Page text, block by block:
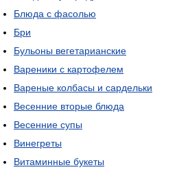
Блюда с фасолью
Бри
Бульоны вегетарианские
Вареники с картофелем
Вареные колбасы и сардельки
Весенние вторые блюда
Весенние супы
Винегреты
Витаминные букеты